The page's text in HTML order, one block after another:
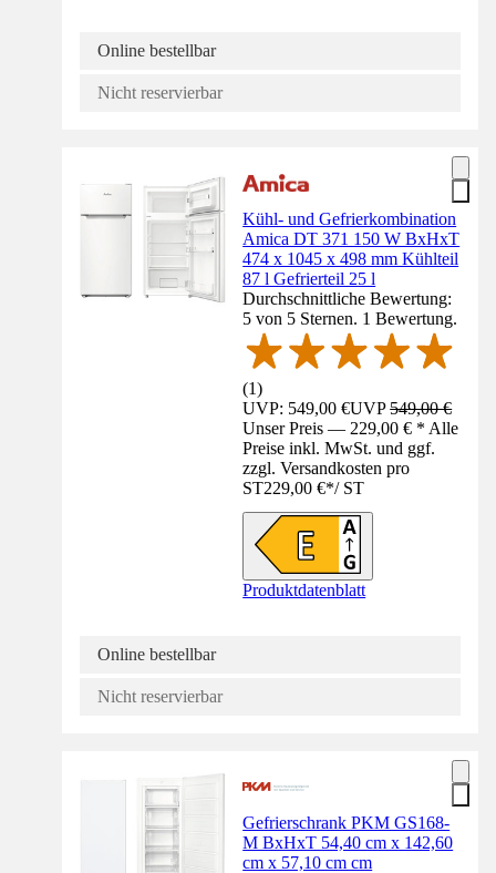
Online bestellbar
Nicht reservierbar
Kühl- und Gefrierkombination
Amica DT 371 150 W BxHxT
474 x 1045 x 498 mm Kühlteil
87 l Gefrierteil 25 l
Durchschnittliche Bewertung:
5 von 5 Sternen. 1 Bewertung.
(1)
UVP: 549,00 €UVP549,00 €
Unser Preis — 229,00 € * Alle
Preise inkl. MwSt. und ggf.
zzgl. Versandkosten pro
ST229,00 €*/ ST
Produktdatenblatt
Online bestellbar
Nicht reservierbar
Gefrierschrank PKM GS168-
M BxHxT 54,40 cm x 142,60
cm x 57,10 cm cm